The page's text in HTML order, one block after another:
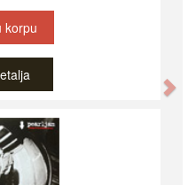
korpu